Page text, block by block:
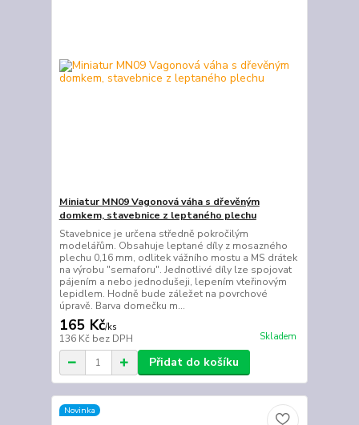
Miniatur MN09 Vagonová váha s dřevěným
domkem, stavebnice z leptaného plechu
Stavebnice je určena středně pokročilým
modelářům. Obsahuje leptané díly z mosazného
plechu 0,16 mm, odlitek vážního mostu a MS drátek
na výrobu "semaforu". Jednotlivé díly lze spojovat
pájením a nebo jednodušeji, lepením vteřinovým
lepidlem. Hodně bude záležet na povrchové
úpravě. Barva domečku m...
165 Kč/ks
136 Kč bez DPH Skladem
Přidat do košíku
Novinka